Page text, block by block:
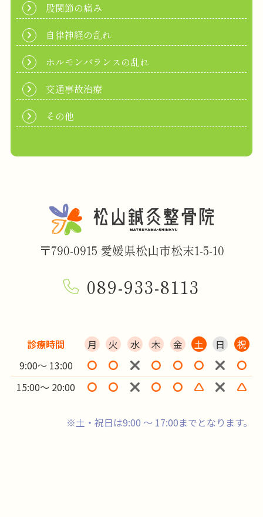
股関節の痛み
自律神経の乱れ
ホルモンバランスの乱れ
交通事故治療
その他
〒790-0915 愛媛県松山市松末1-5-10
089-933-8113
診療時間 月 火 水 木 金 土 日
祝
9:00～ 13:00
15:00～ 20:00
※土・祝日は9:00 ～ 17:00までとなります。